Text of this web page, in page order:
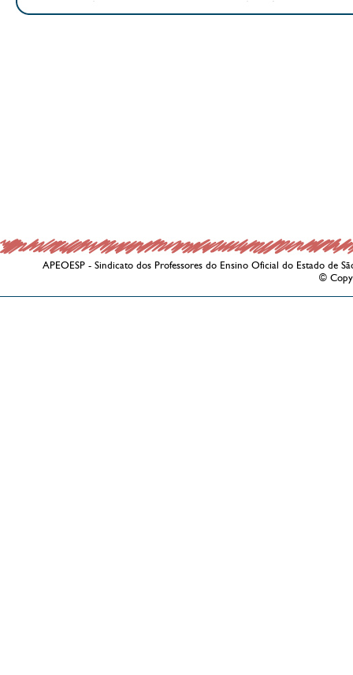
APEOESP - Sindicato dos Professores do Ensino Oficial do Estado de
©